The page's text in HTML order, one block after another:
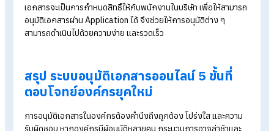
กระบวนการอนุมัติให้สอดคล้องกับลำดับชั้นการบริหาร นโยบาย
ภายใน หรือข้อกำหนดเฉพาะของแต่ละแผนกได้อย่างยืดหยุ่น
เพิ่มความโปร่งใสในการอนุมัติเอกสาร
ระบบอนุมัติเอกสารออนไลน์ช่วยให้กระบวนการอนุมัติมีความโปร่ง
มากยิ่งขึ้น ด้วยการบันทึกข้อมูลอย่างเป็นระบบในทุกขั้นตอน ลดคว
คลุมเครือและปัญหาการอนุมัติแบบไม่มีหลักฐาน นอกจากนี้ยังช่วย